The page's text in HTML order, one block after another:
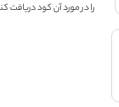
را در مورد آن کود دریافت